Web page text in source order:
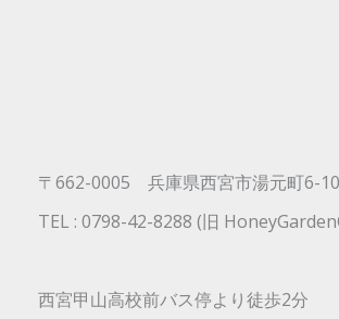
〒662-0005 兵庫県西宮市湯元町6-10
TEL : 0798-42-8288 (旧
西宮甲山高校前バス停より徒歩2分